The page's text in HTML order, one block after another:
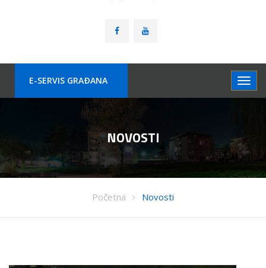
E-SERVIS GRAÐANA
NOVOSTI
Početna Novosti